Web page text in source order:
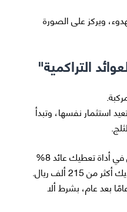
ويركز على الصورة
التراكمية"
استثمار نفسها، وتبدأ
إذا استثمرت 100 ألف ريال في أداة تعطيك عائد 8%
سنويًا، بعد 10 سنوات سيكون لديك أكثر من 215 ألف ريال.
بعد عام، بشرط ألا